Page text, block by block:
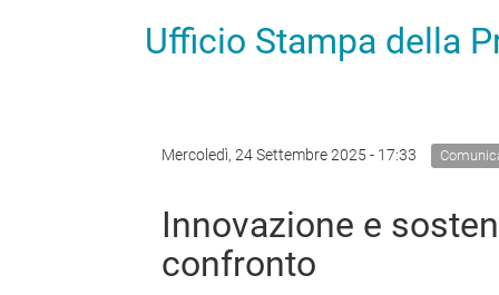
Ufficio Stampa della
Mercoledì, 24 Settembre 2025 - 17:33
Innovazione e
confronto